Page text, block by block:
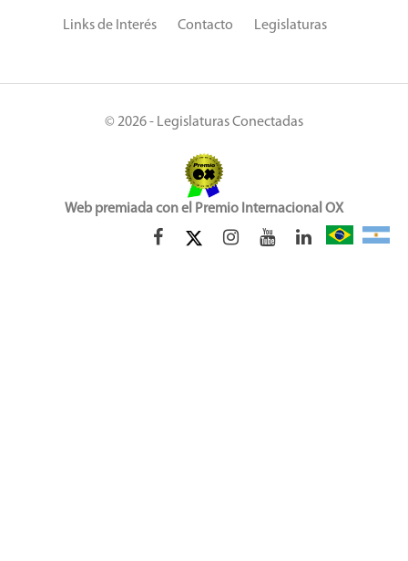
Links de Interés Contacto Legislaturas
© 2026 - Legislaturas Conectadas
Web premiada con el Premio Internacional OX